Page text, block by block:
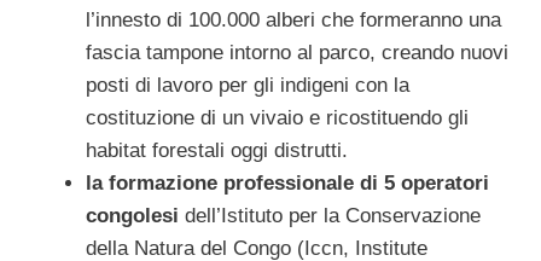
l’innesto di 100.000 alberi che formeranno una
fascia tampone intorno al parco, creando nuovi
posti di lavoro per gli indigeni con la
costituzione di un vivaio e ricostituendo gli
habitat forestali oggi distrutti.
la formazione professionale di 5 operatori
congolesi dell’Istituto per la Conservazione
della Natura del Congo (Iccn, Institute